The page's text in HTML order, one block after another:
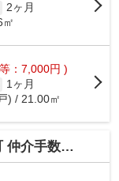
2ヶ月
：7,000円 )
1ヶ月
) / 21.00㎡
手数料無料